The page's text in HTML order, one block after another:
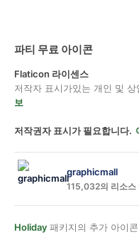
파티 무료 아이콘
Flaticon 라이센스
저작자 표시가있는 개인 및
보
저작권자 표시가 필요합니다.
graphicmall
115,032의 리소스
Holiday 패키지의 추가 아이콘